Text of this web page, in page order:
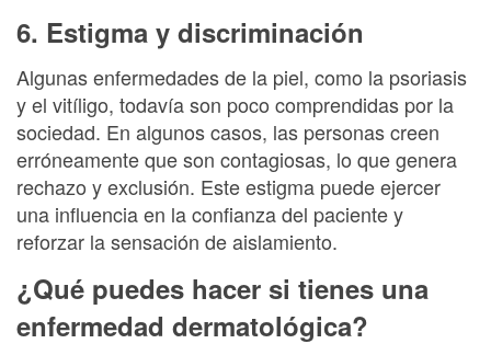
6. Estigma y discriminación
Algunas enfermedades de la piel, como la psoriasis
y el vitíligo, todavía son poco comprendidas por la
sociedad. En algunos casos, las personas creen
erróneamente que son contagiosas, lo que genera
rechazo y exclusión. Este estigma puede ejercer
una influencia en la confianza del paciente y
reforzar la sensación de aislamiento.
¿Qué puedes hacer si tienes una
enfermedad dermatológica?